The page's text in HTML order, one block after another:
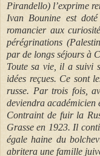
Pirandello) l’exprime
Ivan Bounine est
romancier aux
pérégrinations
par de longs séjours à
Toute sa vie, il a suivi
idées reçues. Ce sont
russe. Par trois fois,
deviendra académicien
Contraint de fuir la
Grasse en 1923. Il
égale haine du
abritera une famille